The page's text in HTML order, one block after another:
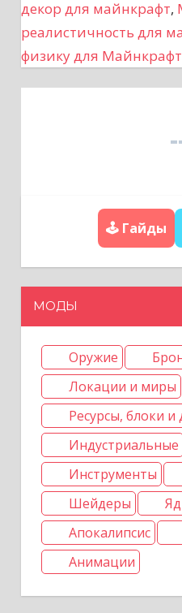
о
з
а
м
декор для майнкрафт,
реалистичность для
физику для Майнкрафт
🕹️ Гайды
МОДЫ
Оружие
Локации и миры
Ресурсы, блоки и
Индустриальные
Инструменты
Шейдеры
Апокалипсис
Анимации